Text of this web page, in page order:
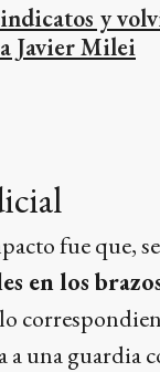
y
Javier Milei
fue que,
en los
una guardia